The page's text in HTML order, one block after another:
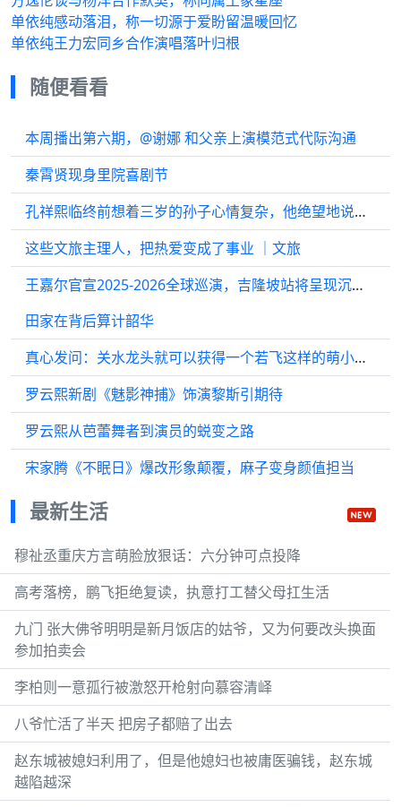
单依纯感动落泪，称一切源于爱盼留温暖回忆
单依纯王力宏同乡合作演唱落叶归根
随便看看
本周播出第六期，@谢娜 和父亲上演模范式代际沟通
秦霄贤现身里院喜剧节
孔祥熙临终前想着三岁的孙子心情复杂，他绝望地说：孔家要绝后了
这些文旅主理人，把热爱变成了事业 ｜文旅
王嘉尔官宣2025-2026全球巡演，吉隆坡站将呈现沉浸式电影感体验
田家在背后算计韶华
真心发问：关水龙头就可以获得一个若飞这样的萌小孩吗
罗云熙新剧《魅影神捕》饰演黎斯引期待
罗云熙从芭蕾舞者到演员的蜕变之路
宋家腾《不眠日》爆改形象颠覆，麻子变身颜值担当
最新生活
穆祉丞重庆方言萌脸放狠话：六分钟可点投降
高考落榜，鹏飞拒绝复读，执意打工替父母扛生活
九门 张大佛爷明明是新月饭店的姑爷，又为何要改头换面
参加拍卖会
李柏则一意孤行被激怒开枪射向慕容清峄
八爷忙活了半天 把房子都赔了出去
赵东城被媳妇利用了，但是他媳妇也被庸医骗钱，赵东城
越陷越深